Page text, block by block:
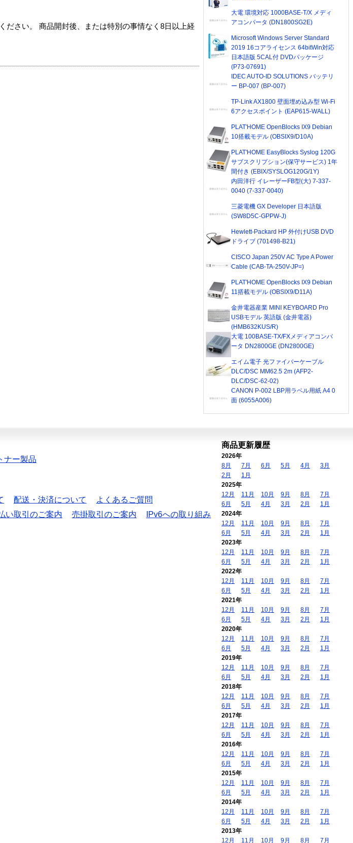
ださい。 商品開封後、または特別の事情なく8日以上経
大電 環境対応 1000BASE-T/X メディ
アコンバータ (DN1800SG2E)
Microsoft Windows Server Standard
2019 16コアライセンス 64bitWin対応
日本語版 5CAL付 DVDパッケージ
(P73-07691)
IDEC AUTO-ID SOLUTIONS バッテリ
ー BP-007 (BP-007)
TP-Link AX1800 壁面埋め込み型 Wi-Fi
6アクセスポイント (EAP615-WALL)
PLAT'HOME OpenBlocks IX9 Debian
10搭載モデル (OBSIX9/D10A)
PLAT'HOME EasyBlocks Syslog 120G
サブスクリプション(保守サービス) 1年
間付き (EBIX/SYSLOG120G/1Y)
内田洋行 イレーザーFB型(大) 7-337-
0040 (7-337-0040)
三菱電機 GX Developer 日本語版
(SW8D5C-GPPW-J)
Hewlett-Packard HP 外付けUSB DVD
ドライブ (701498-B21)
CISCO Japan 250V AC Type A Power
Cable (CAB-TA-250V-JP=)
PLAT'HOME OpenBlocks IX9 Debian
11搭載モデル (OBSIX9/D11A)
金井電器産業 MINI KEYBOARD Pro
USBモデル 英語版 (金井電器)
(HMB632KUS/R)
大電 100BASE-TX/FXメディアコンバ
ータ DN2800GE (DN2800GE)
エイム電子 光ファイバーケーブル
DLC/DSC MM62.5 2m (AFP2-
DLC/DSC-62-02)
CANON P-002 LBP用ラベル用紙 A4 0
面 (6055A006)
ナー製品
配送・決済について
よくあるご質問
い取引のご案内 売掛取引のご案内
IPv6への取り組み
商品更新履歴
2026年
8月
7月 6月 5月 4月
3月
2月
1月
2025年
12月
11月 10月 9月 8月
7月
6月
5月 4月 3月 2月
1月
2024年
12月
11月 10月 9月 8月
7月
6月
5月 4月 3月 2月
1月
2023年
12月
11月 10月 9月 8月
7月
6月
5月 4月 3月 2月
1月
2022年
12月
11月 10月 9月 8月
7月
6月
5月 4月 3月 2月
1月
2021年
12月
11月 10月 9月 8月
7月
6月
5月 4月 3月 2月
1月
2020年
12月
11月 10月 9月 8月
7月
6月
5月 4月 3月 2月
1月
2019年
12月
11月 10月 9月 8月
7月
6月
5月 4月 3月 2月
1月
2018年
12月
11月 10月 9月 8月
7月
6月
5月 4月 3月 2月
1月
2017年
12月
11月 10月 9月 8月
7月
6月
5月 4月 3月 2月
1月
2016年
12月
11月 10月 9月 8月
7月
6月
5月 4月 3月 2月
1月
2015年
12月
11月 10月 9月 8月
7月
6月
5月 4月 3月 2月
1月
2014年
12月
11月 10月 9月 8月
7月
6月
5月 4月 3月 2月
1月
2013年
12月
11月 10月 9月 8月 7月